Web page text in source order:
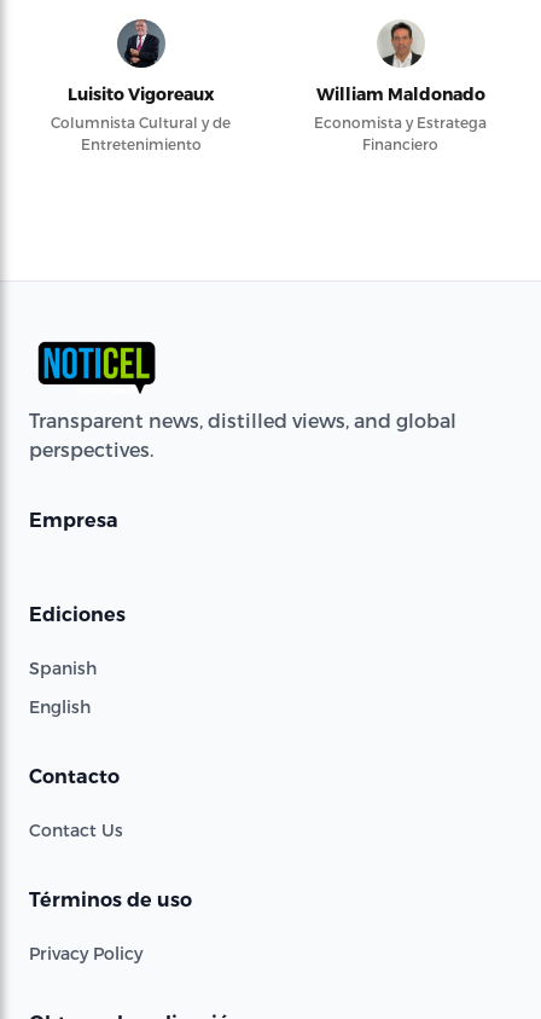
Luisito Vigoreaux
Columnista Cultural y de
Entretenimiento
William Maldonado
Economista y Estratega
Financiero
Transparent news, distilled views, and global
perspectives.
Empresa
Ediciones
Spanish
English
Contacto
Contact Us
Términos de uso
Privacy Policy